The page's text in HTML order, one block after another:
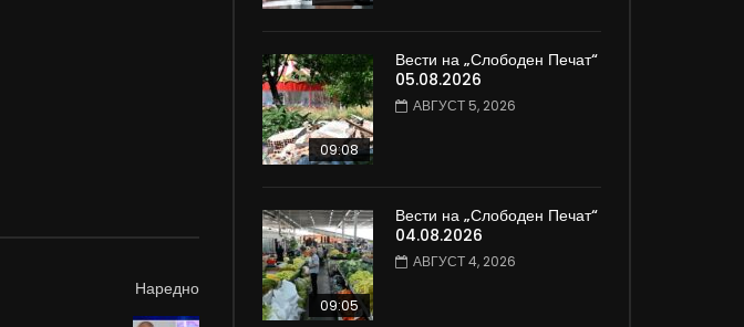
Наредно
09:08
Вести на „Слободен Печат“
05.08.2026
АВГУСТ 5, 2026
09:05
Вести на „Слободен Печат“
04.08.2026
АВГУСТ 4, 2026